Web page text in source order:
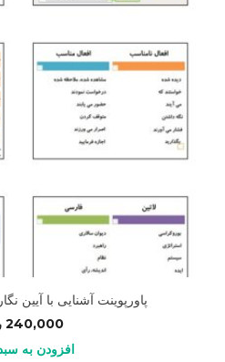
پاورپوینت آشنایی با آیین
240,000
افزودن به